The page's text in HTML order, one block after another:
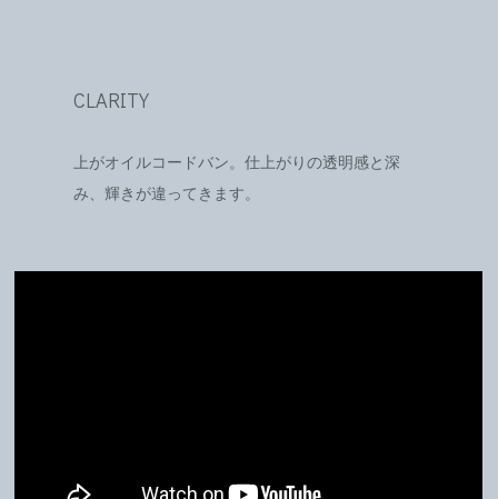
CLARITY
上がオイルコードバン。仕上がりの透明感と深
み、輝きが違ってきます。